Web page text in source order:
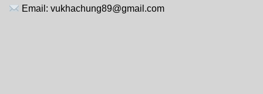
Email: vukhachung89@gmail.com